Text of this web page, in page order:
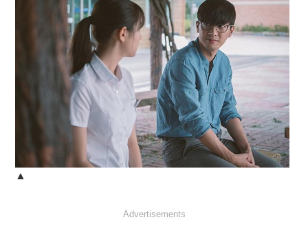
▲
Advertisements